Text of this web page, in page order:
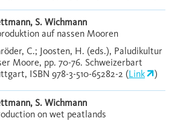
S. Wichmann
auf nassen Mooren
C.; Joosten, H. (eds.), Paludikultur
Moore, pp. 70-76. Schweizerbart
ISBN 978-3-510-65282-2 (Link )
S. Wichmann
on wet peatlands